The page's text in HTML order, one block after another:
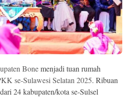
Bonemenjadi tuan rumah
se-Sulawesi Selatan 2025. Ribuan
24 kabupaten/kota se-Sulsel